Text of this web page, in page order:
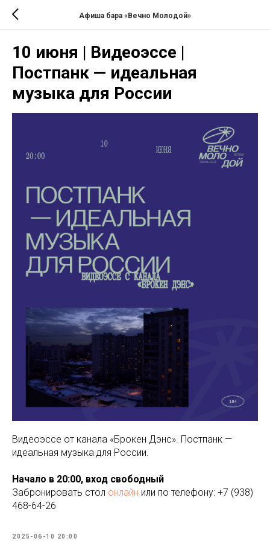
Афиша бара «Вечно Молодой»
10 июня | Видеоэссе |
Постпанк — идеальная
музыка для России
Видеоэссе от канала «Брокен Дэнс». Постпанк —
идеальная музыка для России.
Начало в 20:00, вход свободный
Забронировать стол онлайн или по телефону: +7 (938)
468-64-26
2025-06-10 20:00